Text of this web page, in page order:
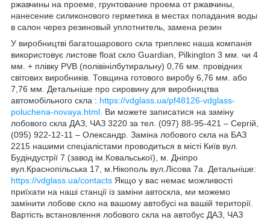
ржавчины на проеме, грунтование проема от ржавчины,
нанесение силиконового герметика в местах попадания воды
в салон через резиновый уплотнитель, замена резин
У виробництві багатошарового скла триплекс наша компанія
використовує листове float скло Guardian, Pilkington 3 мм. чи 4
мм. + плівку PVB (полівінілбутиральну) 0,76 мм. провідних
світових виробників. Товщина готового виробу 6,76 мм. або
7,76 мм. Детальніше про сировину для виробництва
автомобільного скла : https://vdglass.ua/pf48126-vdglass-
poluchena-novaya.html. Ви можете записатися на заміну
лобового скла ДАЗ, ЧАЗ 3220 за тел. (097) 88-95-421 – Сергій,
(095) 922-12-11 – Олександр. Заміна лобового скла на БАЗ
2215 нашими спеціалістами проводиться в місті Київ вул.
Будіндустрії 7 (завод ім.Ковальської), м. Дніпро
вул.Краснопільська 17, м.Нікополь вул.Лісова 7а. Детальніше:
https://vdglass.ua/contacts Якщо у вас немає можливості
приїхати на наші станції із заміни автоскла, ми можемо
замінити лобове скло на вашому автобусі на вашій території.
Вартість встановлення лобового скла на автобус ДАЗ, ЧАЗ